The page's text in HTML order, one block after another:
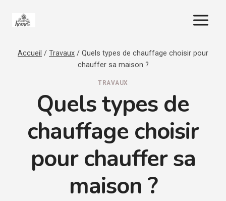
Accueil / Travaux / Quels types de chauffage choisir pour
chauffer sa maison ?
TRAVAUX
Quels types de
chauffage choisir
pour chauffer sa
maison ?